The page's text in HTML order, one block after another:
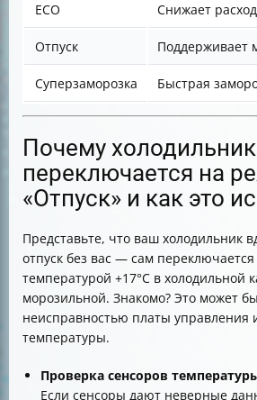
ECO Снижает
Отпуск Поддерживает
Суперзаморозка Быстрая
Почему
переключается на
«Отпуск» и как это
Представьте, что ваш холодильник
отпуск без вас — сам
температурой +17°C в холодильной
морозильной. Знакомо? Это может
неисправностью платы управления
температуры.
Проверка сенсоров
Если сенсоры дают неверные